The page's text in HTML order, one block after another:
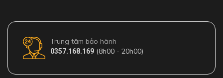
Trung tâm bảo hành
0357.168.169 (8h00 - 20h00)